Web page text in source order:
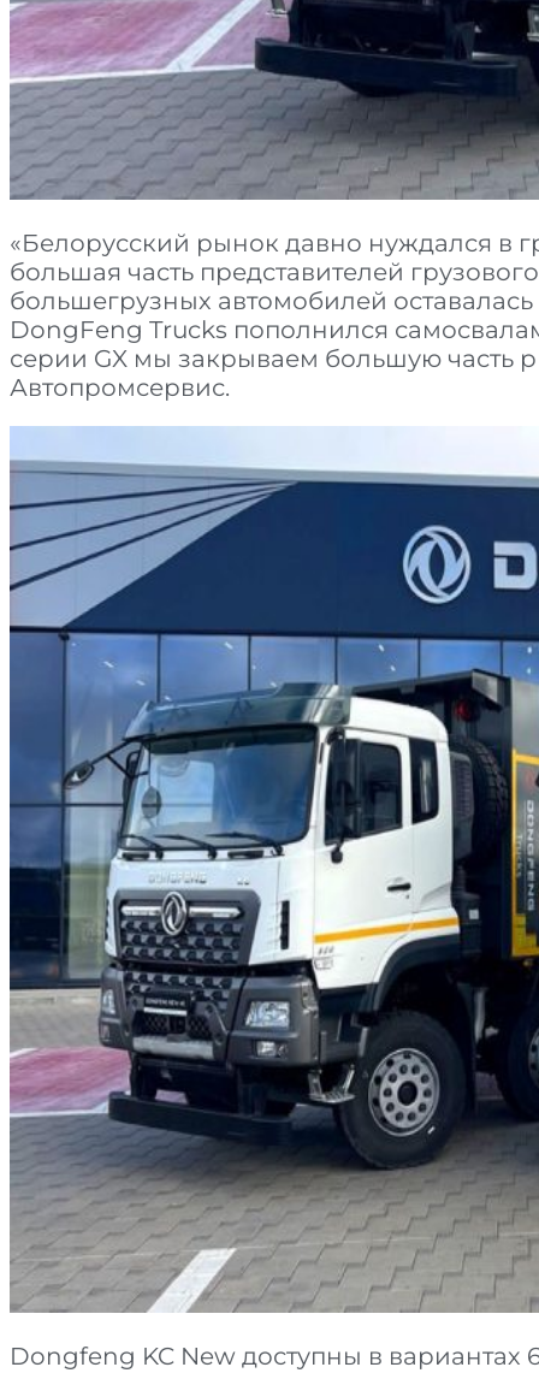
«Белорусский рынок давно нуждался в
большая часть представителей
большегрузных автомобилей
DongFeng Trucks пополнился
серии GX мы закрываем большую часть
Автопромсервис.
Dongfeng KC New доступны в вариантах